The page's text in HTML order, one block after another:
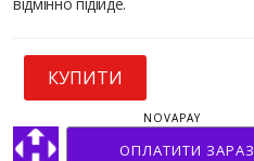
КУПИТИ
ОПЛАТИТИ ЗАРАЗ
NOVAPAY